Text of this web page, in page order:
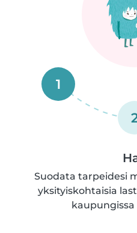
1
Suodata tarpeidesi
yksityiskohtaisia